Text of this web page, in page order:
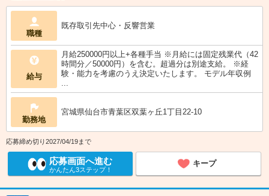
職種
既存取引先中心・反響営業
給与
月給250000円以上+各種手当 ※月給には固定残業代（42
時間分／50000円）を含む。超過分は別途支給。 ※経
験・能力を考慮のうえ決定いたします。 モデル年収例
...
勤務地
宮城県仙台市青葉区双葉ヶ丘1丁目22-10
応募締め切り2027/04/19まで
応募画面へ進む
かんたん3ステップ！
キープ